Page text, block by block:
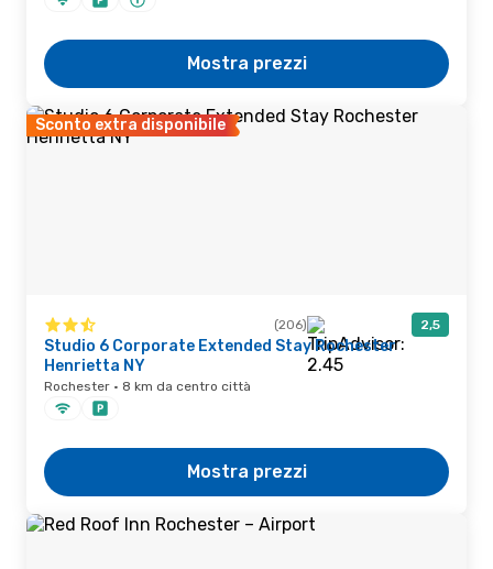
Mostra prezzi
Sconto extra disponibile
(206) 2,5
Studio 6 Corporate Extended Stay Rochester
Henrietta NY
Rochester · 8 km da centro città
Mostra prezzi